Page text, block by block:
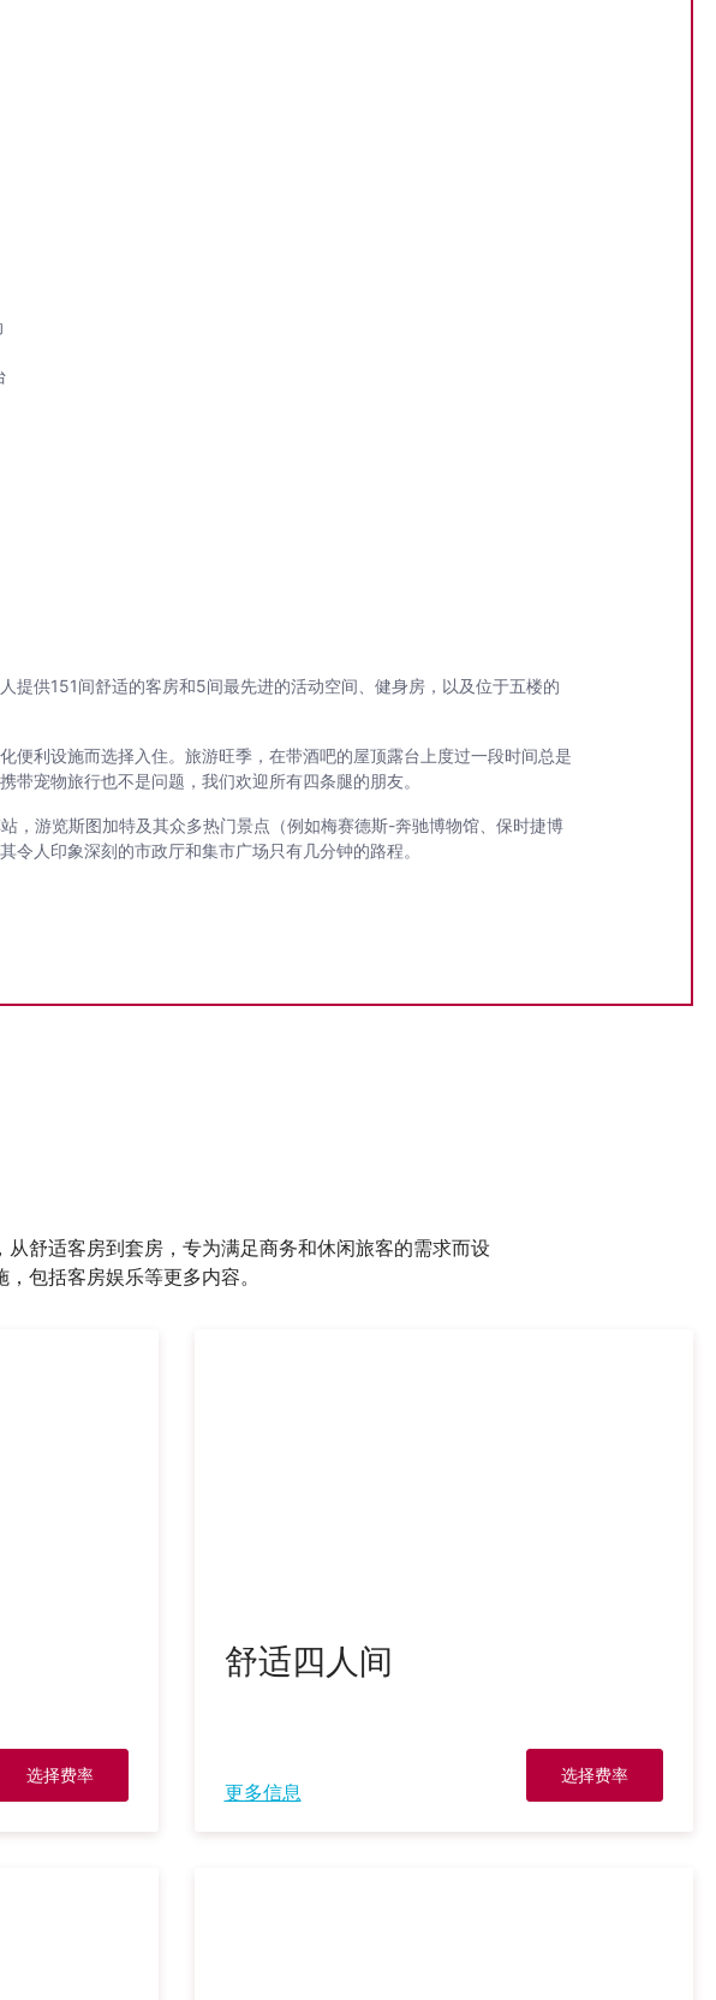
提供151间舒适的客房和5间最先进的活动空间、健身房，以及位于五楼的
利设施而选择入住。旅游旺季，在带酒吧的屋顶露台上度过一段时间总是
宠物旅行也不是问题，我们欢迎所有四条腿的朋友。
，游览斯图加特及其众多热门景点（例如梅赛德斯-奔驰博物馆、保时捷博
人印象深刻的市政厅和集市广场只有几分钟的路程。
舒适客房到套房，专为满足商务和休闲旅客的需求而设
包括客房娱乐等更多内容。
选择费率
舒适四人间
更多信息
选择费率